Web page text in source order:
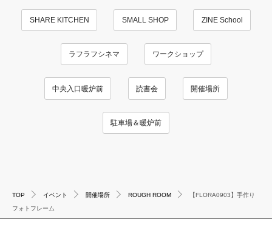
SHARE KITCHEN SMALL SHOP ZINE School
ラフラフシネマ ワークショップ
中央入口暖炉前 読書会 開催場所
駐車場＆暖炉前
TOP イベント 開催場所 ROUGH ROOM
【FLORA0903】手作り
フォトフレーム